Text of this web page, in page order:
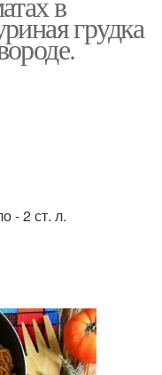
грудка
- 2 ст. л.